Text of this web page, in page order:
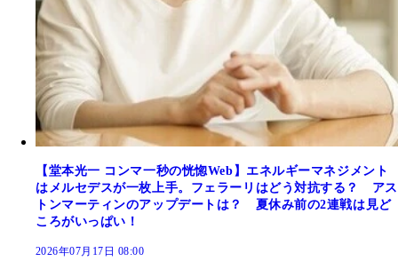
【堂本光一 コンマ一秒の恍惚Web】エネルギーマネジメント
はメルセデスが一枚上手。フェラーリはどう対抗する？ アス
トンマーティンのアップデートは？ 夏休み前の2連戦は見ど
ころがいっぱい！
2026年07月17日 08:00